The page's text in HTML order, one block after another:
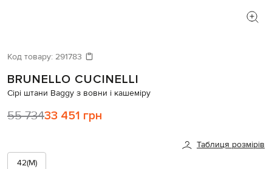
Код товару: 291783
BRUNELLO CUCINELLI
Сірі штани Baggy з вовни і кашеміру
55 73433 451 грн
Таблиця розмірів
42(M)